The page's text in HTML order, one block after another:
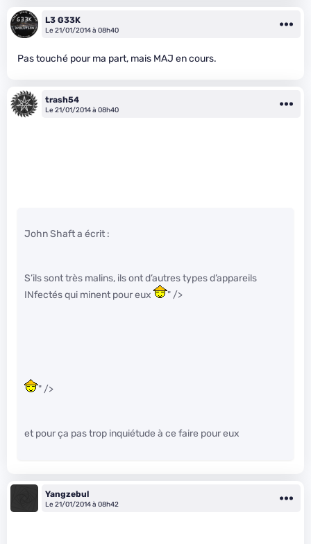
L3 G33K
Le 21/01/2014 à 08h40
Pas touché pour ma part, mais MAJ en cours.
trash54
Le 21/01/2014 à 08h40
John Shaft a écrit :
S’ils sont très malins, ils ont d’autres types d’appareils
INfectés qui minent pour eux
" />
" />
et pour ça pas trop inquiétude à ce faire pour eux
Yangzebul
Le 21/01/2014 à 08h42